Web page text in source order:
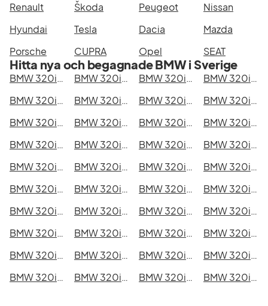
Renault
Škoda Peugeot
Nissan
Hyundai
Tesla Dacia
Mazda
Porsche
CUPRA Opel SEAT
Hitta nya och begagnade BMW i Sverige
BMW 320i xDrive Sedan i Stockholm BMW 320i xDrive Sedan i Göteborg BMW 320i xDrive Sedan i Helsingborg
BMW 320i xDrive Sedan i Jönköping
BMW 320i xDrive Sedan i Malmö
BMW 320i xDrive Sedan i Örebro BMW 320i xDrive Sedan i Norrköping
BMW 320i xDrive Sedan i Linköping
BMW 320i xDrive Sedan i Uppsala
BMW 320i xDrive Sedan i Västerås BMW 320i xDrive Sedan i Halmstad
BMW 320i xDrive Sedan i Växjö
BMW 320i xDrive Sedan i Eskilstuna
BMW 320i xDrive Sedan i Kalmar BMW 320i xDrive Sedan i Karlskrona
BMW 320i xDrive Sedan i Karlstad
BMW 320i xDrive Sedan i Kristianstad
BMW 320i xDrive Sedan i Sundsvall BMW 320i xDrive Sedan i Umeå
BMW 320i xDrive Sedan i Varberg
BMW 320i xDrive Sedan i Borås
BMW 320i xDrive Sedan i Falkenberg BMW 320i xDrive Sedan i Gävle
BMW 320i xDrive Sedan i Luleå
BMW 320i xDrive Sedan i Lund
BMW 320i xDrive Sedan i Mönsterås BMW 320i xDrive Sedan i Uddevalla
BMW 320i xDrive Sedan i Västervik
BMW 320i xDrive Sedan i Ystad
BMW 320i xDrive Sedan i Östersund BMW 320i xDrive Sedan i Borlänge
BMW 320i xDrive Sedan i Kiruna
BMW 320i xDrive Sedan i Nyköping
BMW 320i xDrive Sedan i Oskarshamn BMW 320i xDrive Sedan i Sigtuna
BMW 320i xDrive Sedan i Skellefteå
BMW 320i xDrive Sedan i Skövde
BMW 320i xDrive Sedan i Trollhättan BMW 320i xDrive Sedan i Alingsås BMW 320i xDrive Sedan i Båstad